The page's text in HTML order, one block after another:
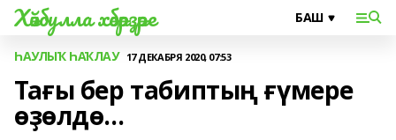
Хәйбулла хәбәрҙәре
ҺАУЛЫҠ ҺАҠЛАУ 17 ДЕКАБРЯ 2020, 07:53
Тағы бер табиптың ғүмере
өҙөлдө...